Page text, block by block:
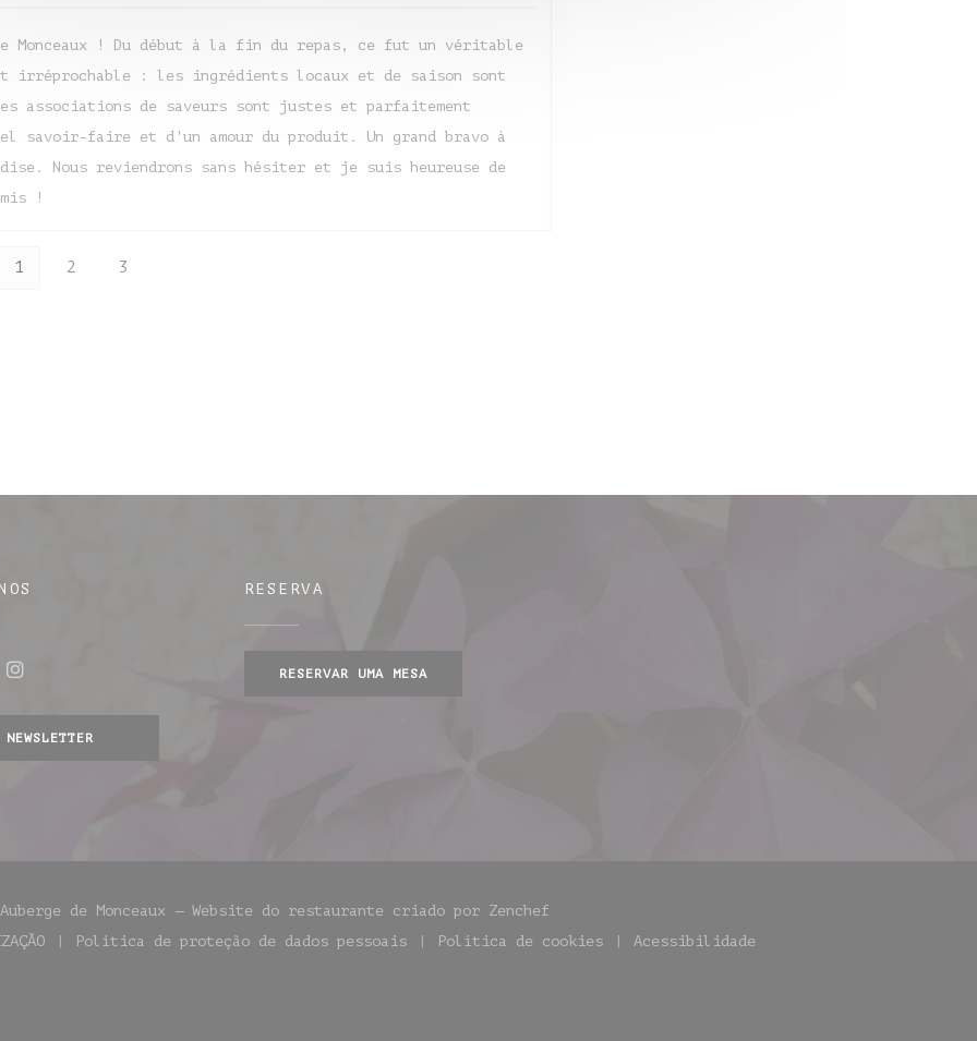
Monceaux ! Du début à la fin du repas, ce fut un véritable
irréprochable : les ingrédients locaux et de saison sont
associations de saveurs sont justes et parfaitement
savoir-faire et d'un amour du produit. Un grand bravo à
Nous reviendrons sans hésiter et je suis heureuse de
!
1 2 3
NEWSLETTER
RESERVA
RESERVAR UMA MESA
de Monceaux — Website do restaurante criado por Zenchef
numa nova janela))
Política de proteção de dados pessoais
((abre numa nova janela))
Política de cookies
Acessibilidade